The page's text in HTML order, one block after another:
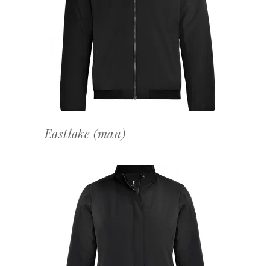
Eastlake (man)
OFFERTEAANVRAAG